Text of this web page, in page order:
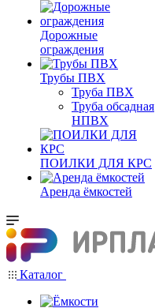
Дорожные
ограждения
Трубы ПВХ
Труба ПВХ
Труба обсадная
НПВХ
ПОИЛКИ ДЛЯ КРС
Аренда ёмкостей
Каталог